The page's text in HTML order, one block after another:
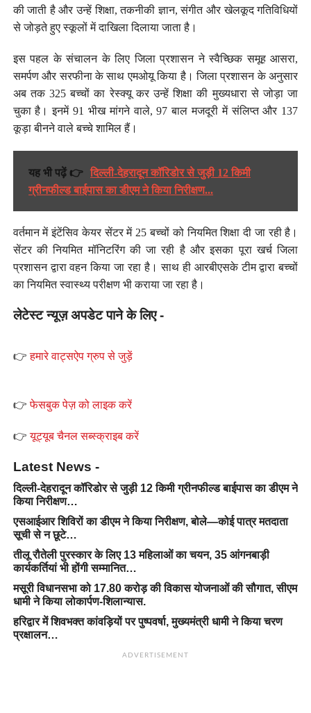
की जाती है और उन्हें शिक्षा, तकनीकी ज्ञान, संगीत और खेलकूद गतिविधियों
से जोड़ते हुए स्कूलों में दाखिला दिलाया जाता है।
इस पहल के संचालन के लिए जिला प्रशासन ने स्वैच्छिक समूह आसरा,
समर्पण और सरफीना के साथ एमओयू किया है। जिला प्रशासन के अनुसार
अब तक 325 बच्चों का रेस्क्यू कर उन्हें शिक्षा की मुख्यधारा से जोड़ा जा
चुका है। इनमें 91 भीख मांगने वाले, 97 बाल मजदूरी में संलिप्त और 137
कूड़ा बीनने वाले बच्चे शामिल हैं।
यह भी पढ़ें 👉 दिल्ली-देहरादून कॉरिडोर से जुड़ी 12 किमी
ग्रीनफील्ड बाईपास का डीएम ने किया निरीक्षण...
वर्तमान में इंटेंसिव केयर सेंटर में 25 बच्चों को नियमित शिक्षा दी जा रही है।
सेंटर की नियमित मॉनिटरिंग की जा रही है और इसका पूरा खर्च जिला
प्रशासन द्वारा वहन किया जा रहा है। साथ ही आरबीएसके टीम द्वारा बच्चों
का नियमित स्वास्थ्य परीक्षण भी कराया जा रहा है।
लेटेस्ट न्यूज़ अपडेट पाने के लिए -
👉हमारे वाट्सऐप ग्रुप से जुड़ें
👉फेसबुक पेज़ को लाइक करें
👉यूट्यूब चैनल सब्स्क्राइब करें
Latest News -
दिल्ली-देहरादून कॉरिडोर से जुड़ी 12 किमी ग्रीनफील्ड बाईपास का डीएम ने
किया निरीक्षण…
एसआईआर शिविरों का डीएम ने किया निरीक्षण, बोले—कोई पात्र मतदाता
सूची से न छूटे…
तीलू रौतेली पुरस्कार के लिए 13 महिलाओं का चयन, 35 आंगनबाड़ी
कार्यकर्तियां भी होंगी सम्मानित…
मसूरी विधानसभा को 17.80 करोड़ की विकास योजनाओं की सौगात, सीएम
धामी ने किया लोकार्पण-शिलान्यास.
हरिद्वार में शिवभक्त कांवड़ियों पर पुष्पवर्षा, मुख्यमंत्री धामी ने किया चरण
प्रक्षालन…
ADVERTISEMENT